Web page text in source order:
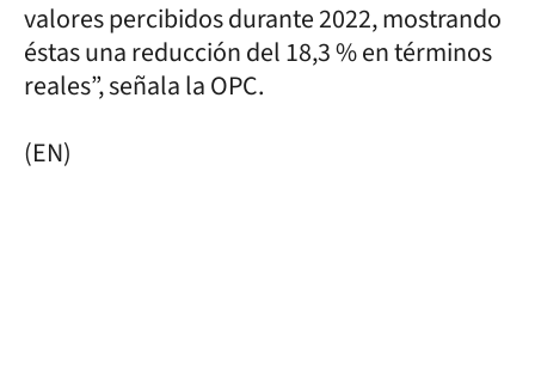
valores percibidos durante 2022, mostrando
éstas una reducción del 18,3 % en términos
reales”, señala la OPC.
(EN)